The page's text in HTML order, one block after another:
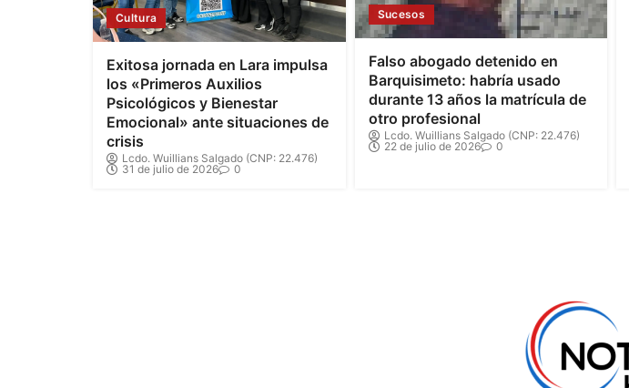
Cultura
Exitosa jornada en Lara impulsa
los «Primeros Auxilios
Psicológicos y Bienestar
Emocional» ante situaciones de
crisis
Lcdo. Wuillians Salgado (CNP: 22.476)
31 de julio de 2026
0
Sucesos
Falso abogado detenido en
Barquisimeto: habría usado
durante 13 años la matrícula de
otro profesional
Lcdo. Wuillians Salgado (CNP: 22.476)
22 de julio de 2026
0